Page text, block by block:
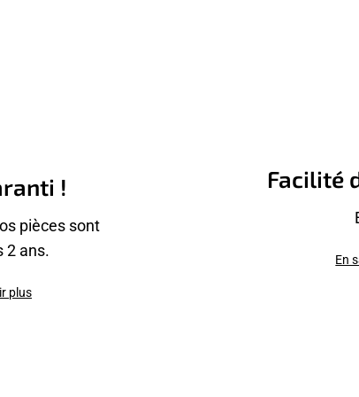
!
pièces sont
2 ans.
plus
Facilité
En